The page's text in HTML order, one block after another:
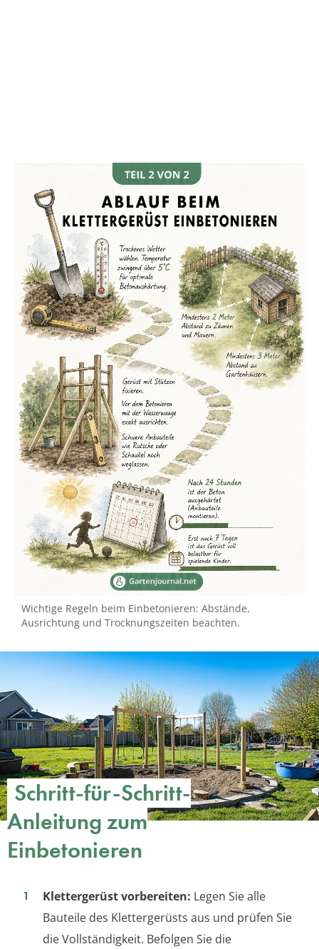
Wichtige Regeln beim Einbetonieren: Abstände,
Ausrichtung und Trocknungszeiten beachten.
Schritt-für-Schritt-
Anleitung zum
Einbetonieren
Klettergerüst vorbereiten: Legen Sie alle
Bauteile des Klettergerüsts aus und prüfen Sie
die Vollständigkeit. Befolgen Sie die